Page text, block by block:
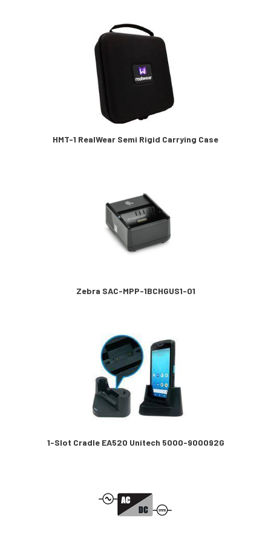
HMT-1 RealWear Semi Rigid Carrying Case
Zebra SAC-MPP-1BCHGUS1-01
1-Slot Cradle EA520 Unitech 5000-900092G